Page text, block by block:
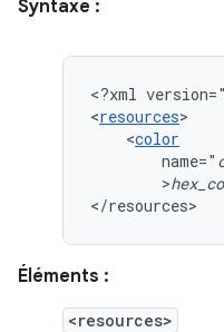
Syntaxe :
<?xml
<resources
<color
name="
>
</resources>
Éléments :
<resources>